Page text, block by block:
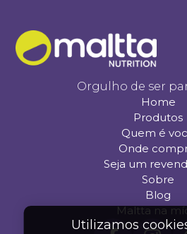
Orgulho de ser
Home
Produtos
Quem é
Onde
Seja um
Sobre
Blog
Maltta na
Utilizamos